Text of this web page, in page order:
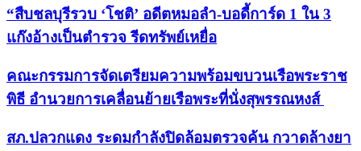
“สืบชลบุรีรวบ ‘โชติ’ อดีตหมอลำ-บอดี้การ์ด 1 ใน 3
แก๊งอ้างเป็นตำรวจ รีดทรัพย์เหยื่อ
คณะกรรมการจัดเตรียมความพร้อมขบวนเรือพระราช
พิธี อำนวยการเคลื่อนย้ายเรือพระที่นั่งสุพรรณหงส์
สภ.ปลวกแดง ระดมกำลังปิดล้อมตรวจค้น กวาดล้างยา